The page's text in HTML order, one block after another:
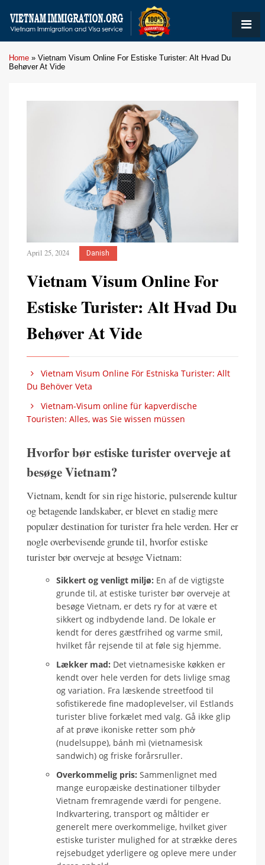
Home » Vietnam Visum Online For Estiske Turister: Alt Hvad Du
Behøver At Vide
April 25, 2024 Danish
Vietnam Visum Online For
Estiske Turister: Alt Hvad Du
Behøver At Vide
Vietnam Visum Online För Estniska Turister: Allt
Du Behöver Veta
Vietnam-Visum online für kapverdische
Touristen: Alles, was Sie wissen müssen
Hvorfor bør estiske turister overveje at
besøge Vietnam?
Vietnam, kendt for sin rige historie, pulserende kultur
og betagende landskaber, er blevet en stadig mere
populær destination for turister fra hele verden. Her er
nogle overbevisende grunde til, hvorfor estiske
turister bør overveje at besøge Vietnam:
Sikkert og venligt miljø: En af de vigtigste
grunde til, at estiske turister bør overveje at
besøge Vietnam, er dets ry for at være et
sikkert og indbydende land. De lokale er
kendt for deres gæstfrihed og varme smil,
hvilket får rejsende til at føle sig hjemme.
Lækker mad: Det vietnamesiske køkken er
kendt over hele verden for dets livlige smag
og variation. Fra læskende streetfood til
sofistikerede fine madoplevelser, vil Estlands
turister blive forkælet med valg. Gå ikke glip
af at prøve ikoniske retter som phở
(nudelsuppe), bánh mì (vietnamesisk
sandwich) og friske forårsruller.
Overkommelig pris: Sammenlignet med
mange europæiske destinationer tilbyder
Vietnam fremragende værdi for pengene.
Indkvartering, transport og måltider er
generelt mere overkommelige, hvilket giver
estiske turister mulighed for at strække deres
rejsebudget yderligere og opleve mere under